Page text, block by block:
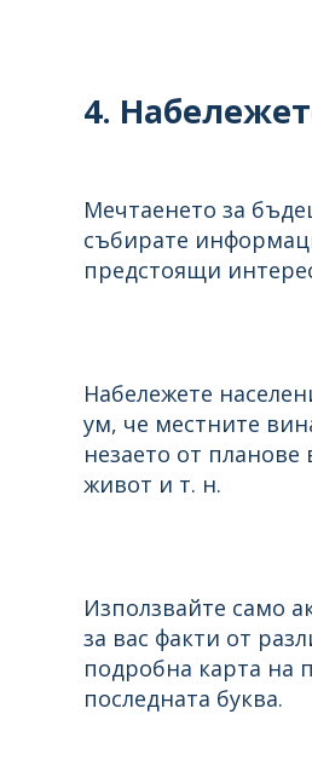
4.
Мечтаенето за
събирате
предстоящи
Набележете
ум, че местните
незаето от
живот и т. н.
Използвайте само
за вас факти от
подробна карта на
последната буква.